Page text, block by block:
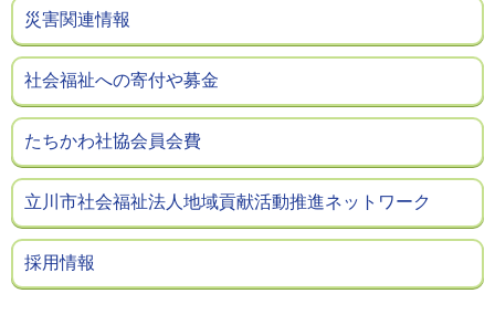
災害関連情報
社会福祉への寄付や募金
たちかわ社協会員会費
立川市社会福祉法人地域貢献活動推進ネットワーク
採用情報